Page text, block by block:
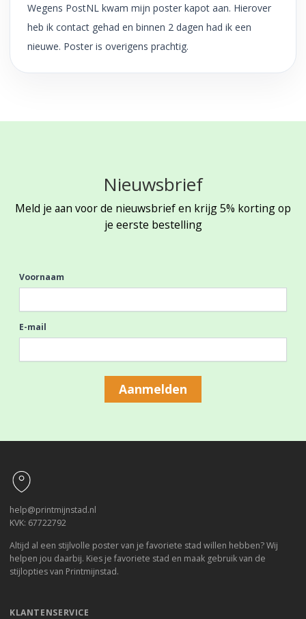
Wegens PostNL kwam mijn poster kapot aan. Hierover
heb ik contact gehad en binnen 2 dagen had ik een
nieuwe. Poster is overigens prachtig.
Nieuwsbrief
Meld je aan voor de nieuwsbrief en krijg 5% korting op
je eerste bestelling
Voornaam
E-mail
Aanmelden
help@printmijnstad.nl
KVK: 67722792
Altijd al een stijlvolle poster van je favoriete stad willen hebben? Wij
helpen jou daarbij. Kies je favoriete stad en maak gebruik van de
stijlopties van Printmijnstad.
KLANTENSERVICE